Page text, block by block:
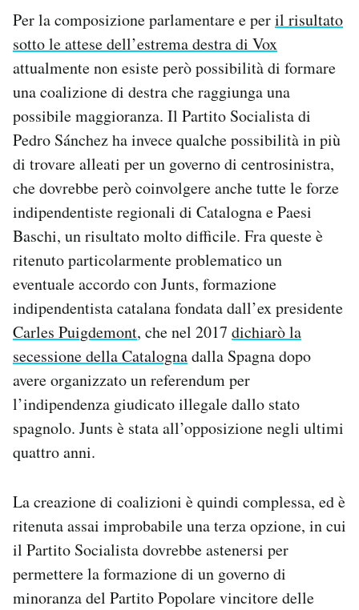
Per la composizione parlamentare e peril risultato
sotto le attese dell’estrema destra di Vox
attualmente non esiste però possibilità di formare
una coalizione di destra che raggiunga una
possibile maggioranza. Il Partito Socialista di
Pedro Sánchez ha invece qualche possibilità in più
di trovare alleati per un governo di centrosinistra,
che dovrebbe però coinvolgere anche tutte le forze
indipendentiste regionali di Catalogna e Paesi
Baschi, un risultato molto difficile. Fra queste è
ritenuto particolarmente problematico un
eventuale accordo con Junts, formazione
indipendentista catalana fondata dall’ex presidente
Carles Puigdemont, che nel 2017 dichiarò la
secessione della Catalognadalla Spagna dopo
avere organizzato un referendum per
l’indipendenza giudicato illegale dallo stato
spagnolo. Junts è stata all’opposizione negli ultimi
quattro anni.
La creazione di coalizioni è quindi complessa, ed è
ritenuta assai improbabile una terza opzione, in cui
il Partito Socialista dovrebbe astenersi per
permettere la formazione di un governo di
minoranza del Partito Popolare vincitore delle